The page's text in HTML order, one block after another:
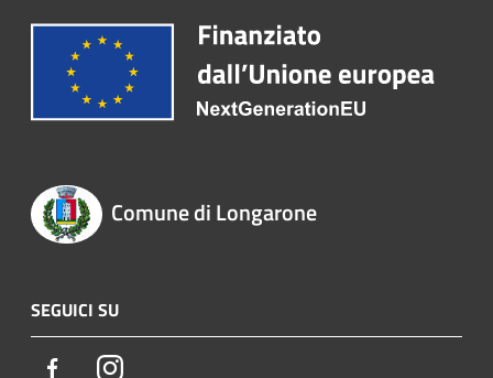
Comune di Longarone
SEGUICI SU
FacebookInstagram